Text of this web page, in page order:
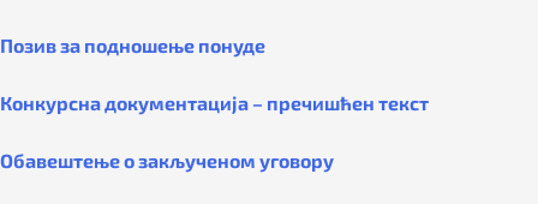
Позив за подношење понуде
Конкурсна документација – пречишћен текст
Обавештење о закљученом уговору